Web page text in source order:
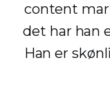
content
det har han
Han er